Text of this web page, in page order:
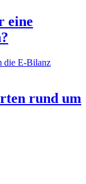
eine
rund um